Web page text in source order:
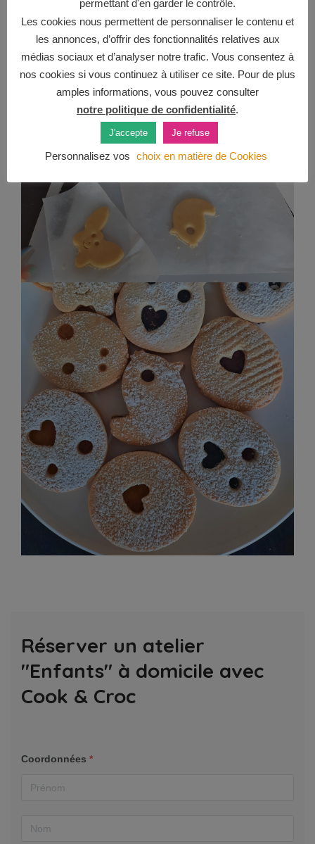
Réserver un atelier
"Enfants" à domicile avec
Cook & Croc
Coordonnées *
permettant d'en garder le contrôle.
Les cookies nous permettent de personnaliser le contenu et
les annonces, d’offrir des fonctionnalités relatives aux
médias sociaux et d’analyser notre trafic. Vous consentez à
nos cookies si vous continuez à utiliser ce site. Pour de plus
amples informations, vous pouvez consulter
notre politique de confidentialité.
J'accepte Je refuse
Personnalisez vos choix en matière de Cookies